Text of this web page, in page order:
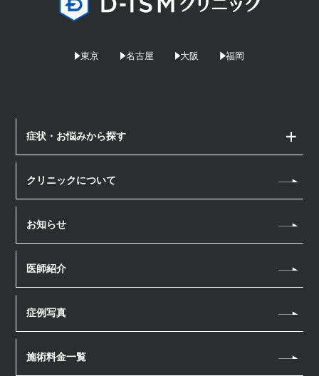
症状・お悩みから探す
しみ・そばかす
シワ
たるみ
肌質改善
毛穴
若返り・アンチエイジング
体のお悩み
若返り・アンチエイジング
医療瘦身
薄毛治療
幹細胞上清液 頭皮注射
ヘアアートメイク
医療脱毛
クリニックについて
お知らせ
医師紹介
症例写真
施術料金一覧
東京 名古屋 大阪 福岡